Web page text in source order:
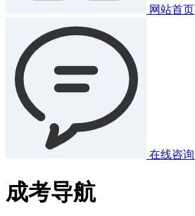
网站首页
在线咨询
成考导航